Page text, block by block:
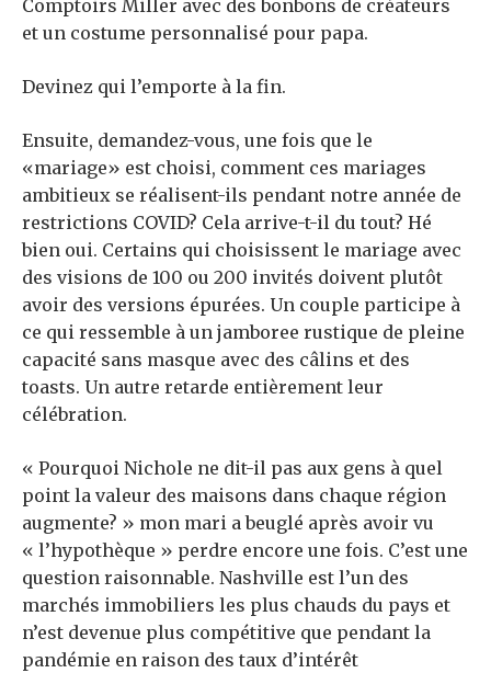
Comptoirs Miller avec des bonbons de créateurs
et un costume personnalisé pour papa.
Devinez qui l’emporte à la fin.
Ensuite, demandez-vous, une fois que le
«mariage» est choisi, comment ces mariages
ambitieux se réalisent-ils pendant notre année de
restrictions COVID? Cela arrive-t-il du tout? Hé
bien oui. Certains qui choisissent le mariage avec
des visions de 100 ou 200 invités doivent plutôt
avoir des versions épurées. Un couple participe à
ce qui ressemble à un jamboree rustique de pleine
capacité sans masque avec des câlins et des
toasts. Un autre retarde entièrement leur
célébration.
« Pourquoi Nichole ne dit-il pas aux gens à quel
point la valeur des maisons dans chaque région
augmente? » mon mari a beuglé après avoir vu
« l’hypothèque » perdre encore une fois. C’est une
question raisonnable. Nashville est l’un des
marchés immobiliers les plus chauds du pays et
n’est devenue plus compétitive que pendant la
pandémie en raison des taux d’intérêt